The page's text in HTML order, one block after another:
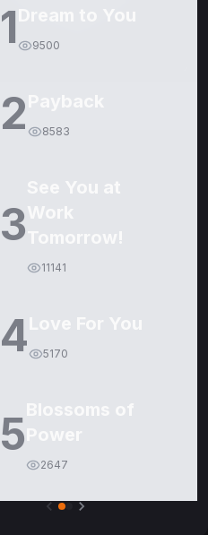
1 9500
2 8583
3
11141
4 5170
5
2647